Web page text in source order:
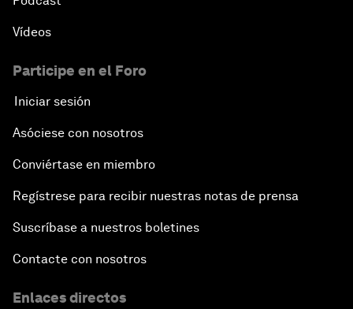
Vídeos
Participe en el Foro
Iniciar sesión
Asóciese con nosotros
Conviértase en miembro
Regístrese para recibir nuestras notas de prensa
Suscríbase a nuestros boletines
Contacte con nosotros
Enlaces directos